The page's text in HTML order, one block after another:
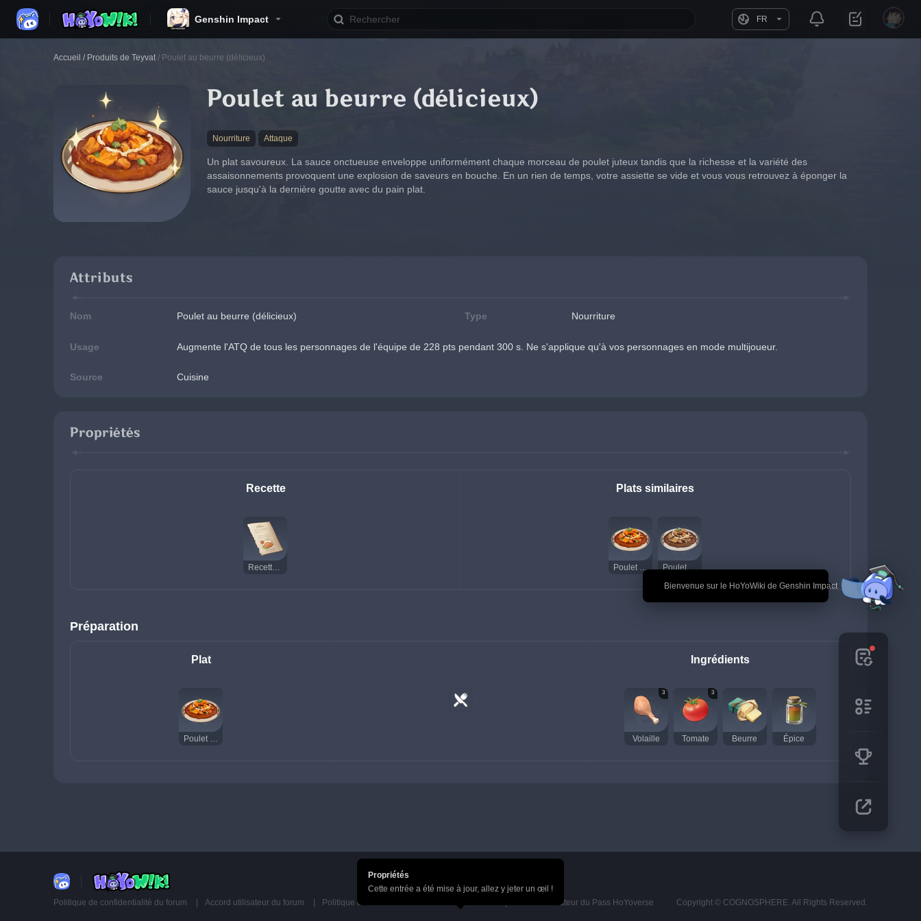
Genshin Impact FR
🎉 Bienvenue sur le HoYoWiki de Genshin Impact
Accueil / Produits de Teyvat / Poulet au beurre (délicieux)
Poulet au beurre (délicieux)
Nourriture Attaque
Un plat savoureux. La sauce onctueuse enveloppe uniformément chaque morceau de poulet juteux tandis que la richesse et la variété des
assaisonnements provoquent une explosion de saveurs en bouche. En un rien de temps, votre assiette se vide et vous vous retrouvez à éponger la
sauce jusqu'à la dernière goutte avec du pain plat.
Attributs
Nom Poulet au beurre (délicieux) Type Nourriture
Usage Augmente l'ATQ de tous les personnages de l'équipe de 228 pts pendant 300 s. Ne s'applique qu'à vos personnages en mode multijoueur.
Source Cuisine
Propriétés
Recette Plats similaires
Recette : Poulet au beurre Poulet au beurre Poulet au beurre (suspect)
Préparation
Plat Ingrédients
Poulet au beurre
3
Volaille
3
Tomate Beurre Épice
Politique de confidentialité du forum Accord utilisateur du forum Politique de confidentialité du Pass HoYoverse Accord utilisateur du Pass HoYoverse Copyright © COGNOSPHERE. All Rights Reserved.
Propriétés
Cette entrée a été mise à jour, allez y jeter un œil !